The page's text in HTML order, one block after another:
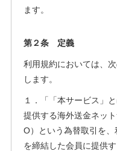
ます。
第２条 定義
利用規約においては、
します。
１．「「本サービス」
提供する海外送金ネッ
O）という為替取引を
を締結した会員に提供